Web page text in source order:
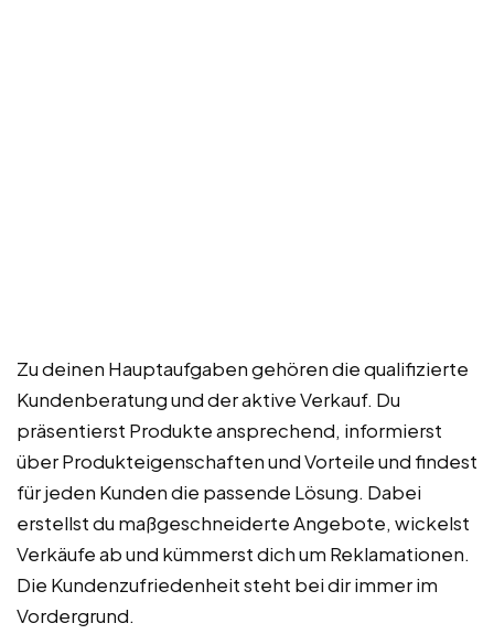
Zu deinen Hauptaufgaben gehören die qualifizierte
Kundenberatung und der aktive Verkauf. Du
präsentierst Produkte ansprechend, informierst
über Produkteigenschaften und Vorteile und findest
für jeden Kunden die passende Lösung. Dabei
erstellst du maßgeschneiderte Angebote, wickelst
Verkäufe ab und kümmerst dich um Reklamationen.
Die Kundenzufriedenheit steht bei dir immer im
Vordergrund.